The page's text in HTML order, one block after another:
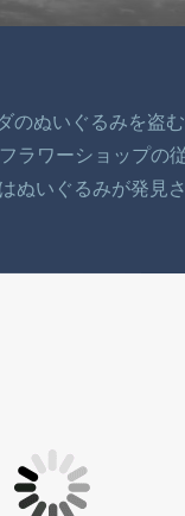
のぬいぐるみを盗
ラワーショップの
ぬいぐるみが発見